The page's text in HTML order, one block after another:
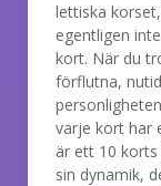
lettiska
egentligen
kort. När du
förflutna,
varje kort har
är ett 10
sin dynamik,